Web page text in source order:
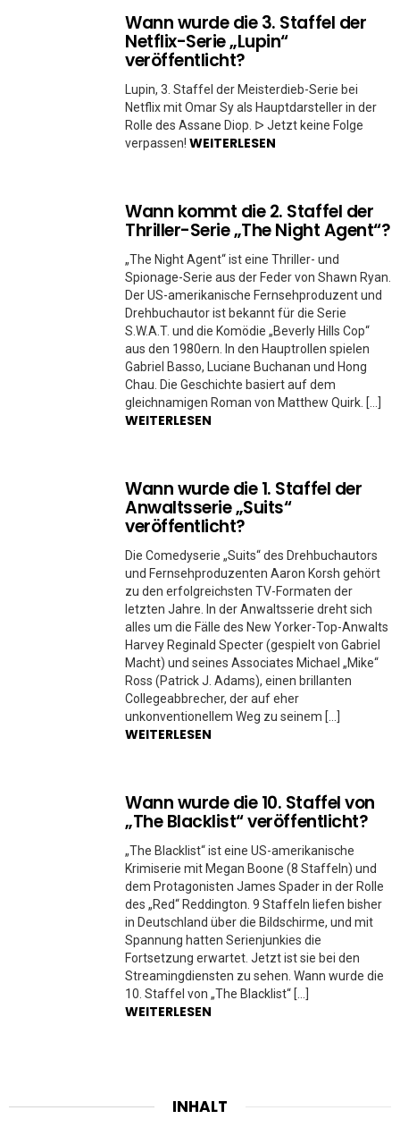
Wann wurde die 3. Staffel der
Netflix-Serie „Lupin“
veröffentlicht?
Lupin, 3. Staffel der Meisterdieb-Serie bei
Netflix mit Omar Sy als Hauptdarsteller in der
Rolle des Assane Diop. ᐅ Jetzt keine Folge
verpassen! WEITERLESEN
Wann kommt die 2. Staffel der
Thriller-Serie „The Night Agent“?
„The Night Agent“ ist eine Thriller- und
Spionage-Serie aus der Feder von Shawn Ryan.
Der US-amerikanische Fernsehproduzent und
Drehbuchautor ist bekannt für die Serie
S.W.A.T. und die Komödie „Beverly Hills Cop“
aus den 1980ern. In den Hauptrollen spielen
Gabriel Basso, Luciane Buchanan und Hong
Chau. Die Geschichte basiert auf dem
gleichnamigen Roman von Matthew Quirk. […]
WEITERLESEN
Wann wurde die 1. Staffel der
Anwaltsserie „Suits“
veröffentlicht?
Die Comedyserie „Suits“ des Drehbuchautors
und Fernsehproduzenten Aaron Korsh gehört
zu den erfolgreichsten TV-Formaten der
letzten Jahre. In der Anwaltsserie dreht sich
alles um die Fälle des New Yorker-Top-Anwalts
Harvey Reginald Specter (gespielt von Gabriel
Macht) und seines Associates Michael „Mike“
Ross (Patrick J. Adams), einen brillanten
Collegeabbrecher, der auf eher
unkonventionellem Weg zu seinem […]
WEITERLESEN
Wann wurde die 10. Staffel von
„The Blacklist“ veröffentlicht?
„The Blacklist“ ist eine US-amerikanische
Krimiserie mit Megan Boone (8 Staffeln) und
dem Protagonisten James Spader in der Rolle
des „Red“ Reddington. 9 Staffeln liefen bisher
in Deutschland über die Bildschirme, und mit
Spannung hatten Serienjunkies die
Fortsetzung erwartet. Jetzt ist sie bei den
Streamingdiensten zu sehen. Wann wurde die
10. Staffel von „The Blacklist“ […]
WEITERLESEN
INHALT